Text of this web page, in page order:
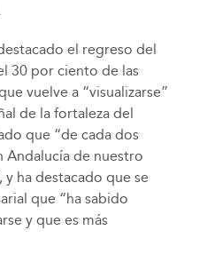
el regreso del
30 por ciento de las
vuelve a “visualizarse”
de la fortaleza del
que “de cada dos
Andalucía de nuestro
y ha destacado que se
que “ha sabido
y que es más